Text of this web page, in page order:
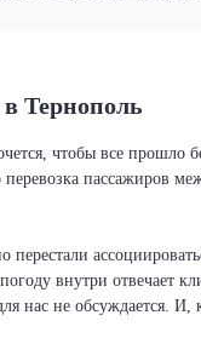
Тернополь
чтобы все прошло
перевозка пассажиров
внутри отвечает
нас не обсуждается.